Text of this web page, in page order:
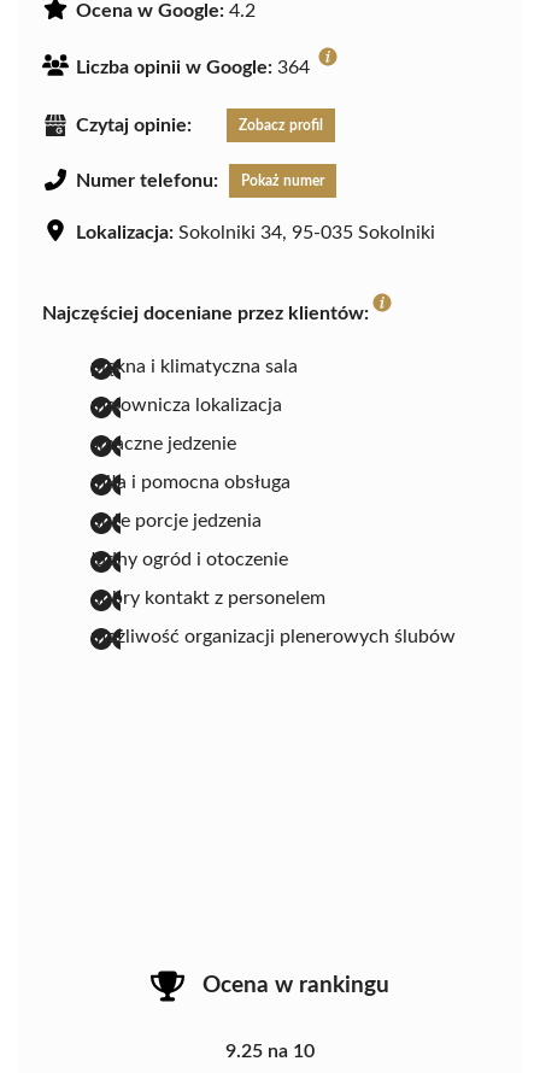
Ocena w Google: 4.2
Liczba opinii w Google: 364
Czytaj opinie: Zobacz profil
Numer telefonu: Pokaż numer
Lokalizacja: Sokolniki 34, 95-035 Sokolniki
Najczęściej doceniane przez klientów:
piękna i klimatyczna sala
malownicza lokalizacja
smaczne jedzenie
miła i pomocna obsługa
duże porcje jedzenia
ładny ogród i otoczenie
dobry kontakt z personelem
możliwość organizacji plenerowych ślubów
Ocena w rankingu
9.25 na 10